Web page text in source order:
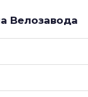
Велозавода